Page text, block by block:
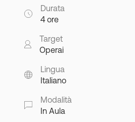
Durata
4 ore
Target
Operai
Lingua
Italiano
Modalità
In Aula